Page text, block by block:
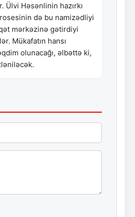
Ülvi Həsənlinin hazırkı
də bu namizədliyi
mərkəzinə gətirdiyi
Mükafatın hansı
olunacağı, əlbəttə ki,